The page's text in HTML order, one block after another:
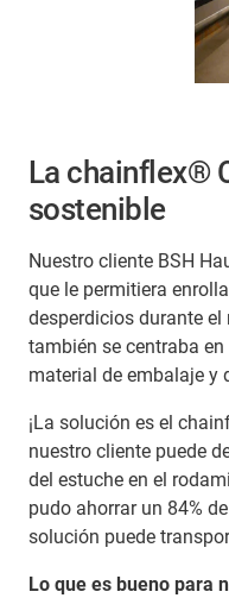
La chainflex®
sostenible
Nuestro cliente BSH
que le permitiera
desperdicios durante
también se centraba
material de embalaje y
¡La solución es el
nuestro cliente puede
del estuche en el
pudo ahorrar un 84%
solución puede
Lo que es bueno para